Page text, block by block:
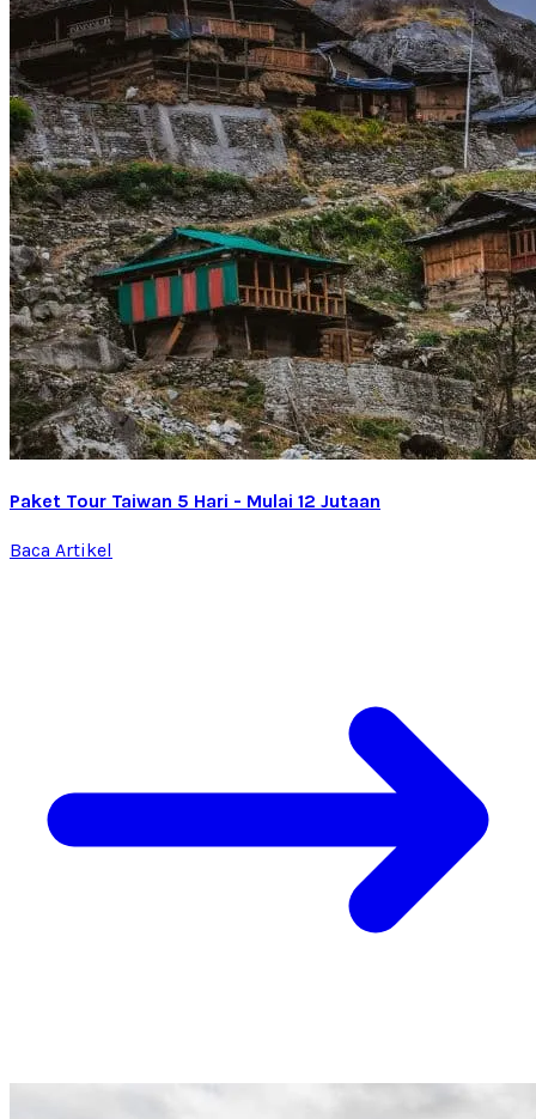
Paket Tour Taiwan 5 Hari - Mulai 12 Jutaan
Baca Artikel